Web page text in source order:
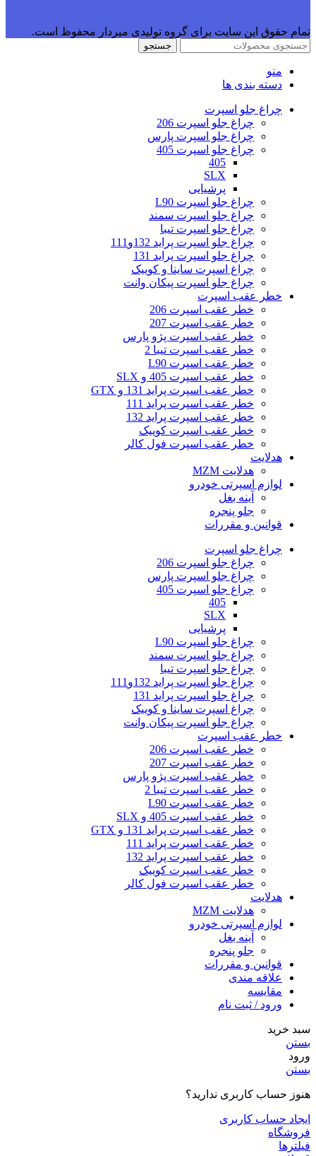
تمام حقوق این سایت برای گروه تولیدی میردار محفوظ است.
جستجو
منو
دسته بندی ها
چراغ جلو اسپرت
چراغ جلو اسپرت 206
چراغ جلو اسپرت پارس
چراغ جلو اسپرت 405
405
SLX
پرشیایی
چراغ جلو اسپرت L90
چراغ جلو اسپرت سمند
چراغ جلو اسپرت تیبا
چراغ جلو اسپرت پراید 132و111
چراغ جلو اسپرت پراید 131
چراغ اسپرت ساینا و کوییک
چراغ جلو اسپرت پیکان وانت
خطر عقب اسپرت
خطر عقب اسپرت 206
خطر عقب اسپرت 207
خطر عقب اسپرت پژو پارس
خطر عقب اسپرت تیبا 2
خطر عقب اسپرت L90
خطر عقب اسپرت 405 و SLX
خطر عقب اسپرت پراید 131 و GTX
خطر عقب اسپرت پراید 111
خطر عقب اسپرت پراید 132
خطر عقب اسپرت کوییک
خطر عقب اسپرت فول کالر
هدلایت
هدلایت MZM
لوازم اسپرتی خودرو
آینه بغل
جلو پنجره
قوانین و مقررات
چراغ جلو اسپرت
چراغ جلو اسپرت 206
چراغ جلو اسپرت پارس
چراغ جلو اسپرت 405
405
SLX
پرشیایی
چراغ جلو اسپرت L90
چراغ جلو اسپرت سمند
چراغ جلو اسپرت تیبا
چراغ جلو اسپرت پراید 132و111
چراغ جلو اسپرت پراید 131
چراغ اسپرت ساینا و کوییک
چراغ جلو اسپرت پیکان وانت
خطر عقب اسپرت
خطر عقب اسپرت 206
خطر عقب اسپرت 207
خطر عقب اسپرت پژو پارس
خطر عقب اسپرت تیبا 2
خطر عقب اسپرت L90
خطر عقب اسپرت 405 و SLX
خطر عقب اسپرت پراید 131 و GTX
خطر عقب اسپرت پراید 111
خطر عقب اسپرت پراید 132
خطر عقب اسپرت کوییک
خطر عقب اسپرت فول کالر
هدلایت
هدلایت MZM
لوازم اسپرتی خودرو
آینه بغل
جلو پنجره
قوانین و مقررات
علاقه مندی
مقایسه
ورود / ثبت نام
سبد خرید
بستن
ورود
بستن
هنوز حساب کاربری ندارید؟
ایجاد حساب کاربری
فروشگاه
فیلترها